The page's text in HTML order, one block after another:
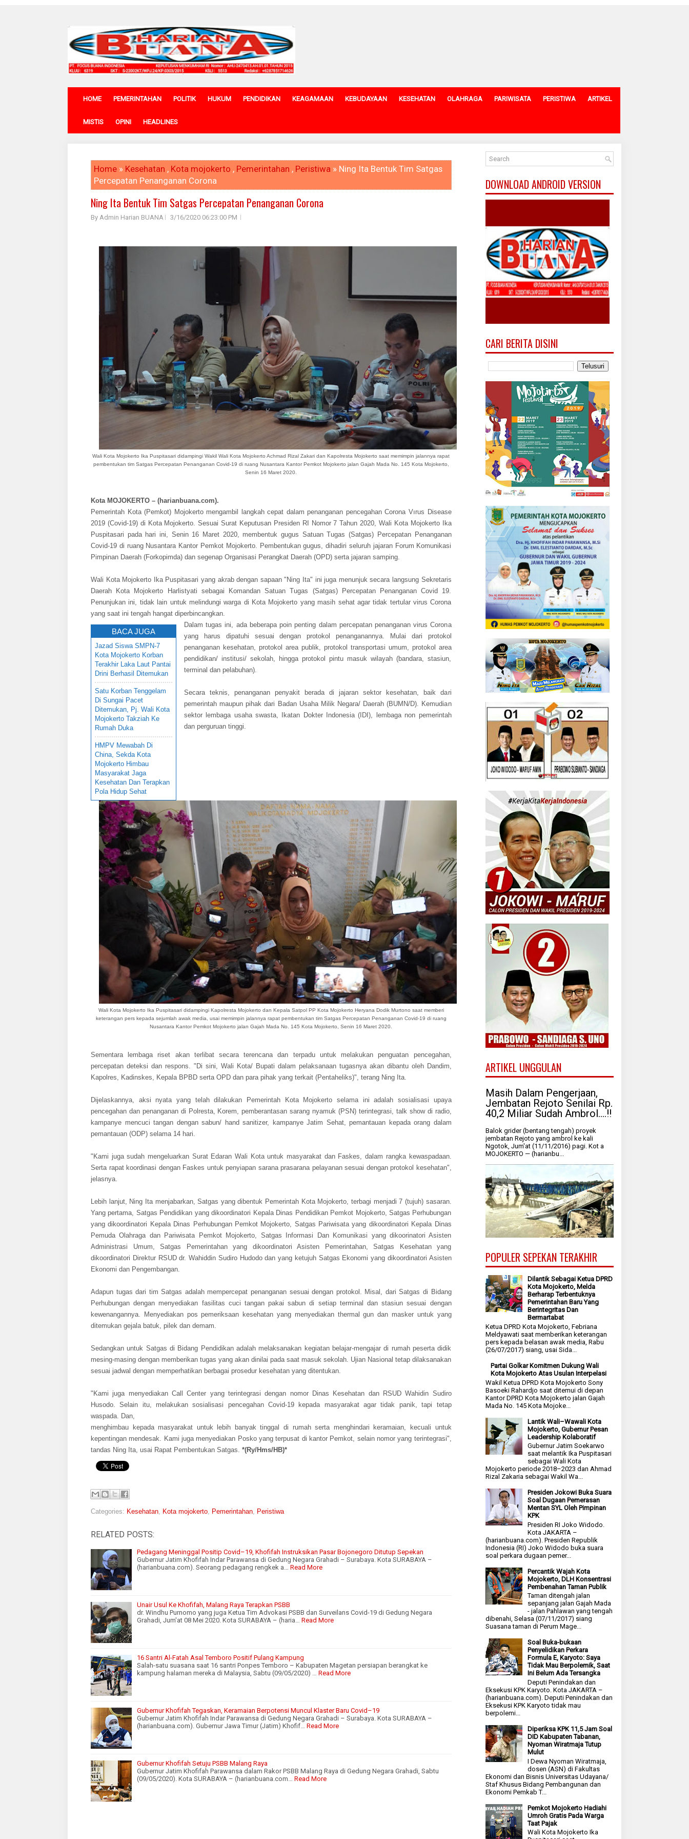
HOME PEMERINTAHAN POLITIK HUKUM PENDIDIKAN KEAGAMAAN KEBUDAYAAN KESEHATAN OLAHRAGA PARIWISATA PERISTIWA ARTIKEL
MISTIS OPINI HEADLINES
Home » Kesehatan , Kota mojokerto , Pemerintahan , Peristiwa » Ning Ita Bentuk Tim Satgas
Percepatan Penanganan Corona
Ning Ita Bentuk Tim Satgas Percepatan Penanganan Corona
By Admin Harian BUANA 3/16/2020 06:23:00 PM
Wali Kota Mojokerto Ika Puspitasari didampingi Wakil Wali Kota Mojokerto Achmad Rizal Zakari dan Kapolresta Mojokerto saat memimpin jalannya rapat
pembentukan tim Satgas Percepatan Penanganan Covid-19 di ruang Nusantara Kantor Pemkot Mojokerto jalan Gajah Mada No. 145 Kota Mojokerto,
Senin 16 Maret 2020.
Kota MOJOKERTO – (harianbuana.com).
Pemerintah Kota (Pemkot) Mojokerto mengambil langkah cepat dalam penanganan pencegahan Corona Vırus Disease
2019 (Covid-19) di Kota Mojokerto. Sesuai Surat Keputusan Presiden RI Nomor 7 Tahun 2020, Wali Kota Mojokerto Ika
Puspitasari pada hari ini, Senin 16 Maret 2020, membentuk gugus Satuan Tugas (Satgas) Percepatan Penanganan
Covid-19 di ruang Nusantara Kantor Pemkot Mojokerto. Pembentukan gugus, dihadiri seluruh jajaran Forum Komunikasi
Pimpinan Daerah (Forkopimda) dan segenap Organisasi Perangkat Daerah (OPD) serta jajaran samping.
Wali Kota Mojokerto Ika Puspitasari yang akrab dengan sapaan "Ning Ita" ini juga menunjuk secara langsung Sekretaris
Daerah Kota Mojokerto Harlistyati sebagai Komandan Satuan Tugas (Satgas) Percepatan Penanganan Covid 19.
Penunjukan ini, tidak lain untuk melindungi warga di Kota Mojokerto yang masih sehat agar tidak tertular virus Corona
yang saat ini tengah hangat diperbincangkan.
BACA JUGA
Jazad Siswa SMPN-7
Kota Mojokerto Korban
Terakhir Laka Laut Pantai
Drini Berhasil Ditemukan
Satu Korban Tenggelam
Di Sungai Pacet
Ditemukan, Pj. Wali Kota
Mojokerto Takziah Ke
Rumah Duka
HMPV Mewabah Di
China, Sekda Kota
Mojokerto Himbau
Masyarakat Jaga
Kesehatan Dan Terapkan
Pola Hidup Sehat
Dalam tugas ini, ada beberapa poin penting dalam percepatan penanganan virus Corona
yang harus dipatuhi sesuai dengan protokol penanganannya. Mulai dari protokol
penanganan kesehatan, protokol area publik, protokol transportasi umum, protokol area
pendidikan/ institusi/ sekolah, hingga protokol pintu masuk wilayah (bandara, stasiun,
terminal dan pelabuhan).
Secara teknis, penanganan penyakit berada di jajaran sektor kesehatan, baik dari
pemerintah maupun pihak dari Badan Usaha Milik Negara/ Daerah (BUMN/D). Kemudian
sektor lembaga usaha swasta, Ikatan Dokter Indonesia (IDI), lembaga non pemerintah
dan perguruan tinggi.
Wali Kota Mojokerto Ika Puspitasari didampingi Kapolresta Mojokerto dan Kepala Satpol PP Kota Mojokerto Heryana Dodik Murtono saat memberi
keterangan pers kepada sejumlah awak media, usai memimpin jalannya rapat pembentukan tim Satgas Percepatan Penanganan Covid-19 di ruang
Nusantara Kantor Pemkot Mojokerto jalan Gajah Mada No. 145 Kota Mojokerto, Senin 16 Maret 2020.
Sementara lembaga riset akan terlibat secara terencana dan terpadu untuk melakukan penguatan pencegahan,
percepatan deteksi dan respons. "Di sini, Wali Kota/ Bupati dalam pelaksanaan tugasnya akan dibantu oleh Dandim,
Kapolres, Kadinskes, Kepala BPBD serta OPD dan para pihak yang terkait (Pentaheliks)", terang Ning Ita.
Dijelaskannya, aksi nyata yang telah dilakukan Pemerintah Kota Mojokerto selama ini adalah sosialisasi upaya
pencegahan dan penanganan di Polresta, Korem, pemberantasan sarang nyamuk (PSN) terintegrasi, talk show di radio,
kampanye mencuci tangan dengan sabun/ hand sanitizer, kampanye Jatim Sehat, pemantauan kepada orang dalam
pemantauan (ODP) selama 14 hari.
"Kami juga sudah mengeluarkan Surat Edaran Wali Kota untuk masyarakat dan Faskes, dalam rangka kewaspadaan.
Serta rapat koordinasi dengan Faskes untuk penyiapan sarana prasarana pelayanan sesuai dengan protokol kesehatan",
jelasnya.
Lebih lanjut, Ning Ita menjabarkan, Satgas yang dibentuk Pemerintah Kota Mojokerto, terbagi menjadi 7 (tujuh) sasaran.
Yang pertama, Satgas Pendidikan yang dikoordinatori Kepala Dinas Pendidikan Pemkot Mojokerto, Satgas Perhubungan
yang dikoordinatori Kepala Dinas Perhubungan Pemkot Mojokerto, Satgas Pariwisata yang dikoordinatori Kepala Dinas
Pemuda Olahraga dan Pariwisata Pemkot Mojokerto, Satgas Informasi Dan Komunikasi yang dikoorinatori Asisten
Administrasi Umum, Satgas Pemerintahan yang dikoordinatori Asisten Pemerintahan, Satgas Kesehatan yang
dikoordinatori Direktur RSUD dr. Wahiddin Sudiro Hudodo dan yang ketujuh Satgas Ekonomi yang dikoordinatori Asisten
Ekonomi dan Pengembangan.
Adapun tugas dari tim Satgas adalah mempercepat penanganan sesuai dengan protokol. Misal, dari Satgas di Bidang
Perhubungan dengan menyediakan fasilitas cuci tangan pakai sabun di setiap terminal dan stasiun sesuai dengan
kewenangannya. Menyediakan pos pemeriksaan kesehatan yang menyediakan thermal gun dan masker untuk yang
ditemukan gejala batuk, pilek dan demam.
Sedangkan untuk Satgas di Bidang Pendidikan adalah melaksanakan kegiatan belajar-mengajar di rumah peserta didik
mesing-masing dengan memberikan tugas yang akan dinilai pada saat masuk sekolah. Ujian Nasional tetap dilaksanakan
sesuai jadwal dengan memperhatikan berbagai prosedur kesehatan yang ditentukan.
"Kami juga menyediakan Call Center yang terintegrasi dengan nomor Dinas Kesehatan dan RSUD Wahidin Sudiro
Husodo. Selain itu, melakukan sosialisasi pencegahan Covid-19 kepada masyarakat agar tidak panik, tapi tetap
waspada. Dan,
menghimbau kepada masyarakat untuk lebih banyak tinggal di rumah serta menghindari keramaian, kecuali untuk
kepentingan mendesak. Kami juga menyediakan Posko yang terpusat di kantor Pemkot, selain nomor yang terintegrasi",
tandas Ning Ita, usai Rapat Pembentukan Satgas. *(Ry/Hms/HB)*
Categories: Kesehatan, Kota mojokerto, Pemerintahan, Peristiwa
RELATED POSTS:
Pedagang Meninggal Positip Covid–19, Khofifah Instruksikan Pasar Bojonegoro Ditutup Sepekan
Gubernur Jatim Khofifah Indar Parawansa di Gedung Negara Grahadi – Surabaya. Kota SURABAYA –
(harianbuana.com). Seorang pedagang rengkek a… Read More
Unair Usul Ke Khofifah, Malang Raya Terapkan PSBB
dr. Windhu Purnomo yang juga Ketua Tim Advokasi PSBB dan Surveilans Covid-19 di Gedung Negara
Grahadi, Jum'at 08 Mei 2020. Kota SURABAYA – (haria… Read More
16 Santri Al-Fatah Asal Temboro Positif Pulang Kampung
Salah-satu suasana saat 16 santri Ponpes Temboro – Kabupaten Magetan persiapan berangkat ke
kampung halaman mereka di Malaysia, Sabtu (09/05/2020) … Read More
Gubernur Khofifah Tegaskan, Keramaian Berpotensi Muncul Klaster Baru Covid–19
Gubernur Jatim Khofifah Indar Parawansa di Gedung Negara Grahadi – Surabaya. Kota SURABAYA –
(harianbuana.com). Gubernur Jawa Timur (Jatim) Khofif… Read More
Gubernur Khofifah Setuju PSBB Malang Raya
Gubernur Jatim Khofifah Parawansa dalam Rakor PSBB Malang Raya di Gedung Negara Grahadi, Sabtu
(09/05/2020). Kota SURABAYA – (harianbuana.com… Read More
DOWNLOAD ANDROID VERSION
CARI BERITA DISINI
ARTIKEL UNGGULAN
Masih Dalam Pengerjaan,
Jembatan Rejoto Senilai Rp.
40,2 Miliar Sudah Ambrol....!!
Balok grider (bentang tengah) proyek
jembatan Rejoto yang ambrol ke kali
Ngotok, Jum'at (11/11/2016) pagi. Kot a
MOJOKERTO — (harianbu...
POPULER SEPEKAN TERAKHIR
Dilantik Sebagai Ketua DPRD
Kota Mojokerto, Melda
Berharap Terbentuknya
Pemerintahan Baru Yang
Berintegritas Dan
Bermartabat
Ketua DPRD Kota Mojokerto, Febriana
Meldyawati saat memberikan keterangan
pers kepada belasan awak media, Rabu
(26/07/2017) siang, usai Sida...
Partai Golkar Komitmen Dukung Wali
Kota Mojokerto Atas Usulan Interpelasi
Wakil Ketua DPRD Kota Mojokerto Sony
Basoeki Rahardjo saat ditemui di depan
Kantor DPRD Kota Mojokerto jalan Gajah
Mada No. 145 Kota Mojoke...
Lantik Wali–Wawali Kota
Mojokerto, Gubernur Pesan
Leadership Kolaboratif
Gubernur Jatim Soekarwo
saat melantik Ika Puspitasari
sebagai Wali Kota
Mojokerto periode 2018–2023 dan Ahmad
Rizal Zakaria sebagai Wakil Wa...
Presiden Jokowi Buka Suara
Soal Dugaan Pemerasan
Mentan SYL Oleh Pimpinan
KPK
Presiden RI Joko Widodo.
Kota JAKARTA –
(harianbuana.com). Presiden Republik
Indonesia (RI) Joko Widodo buka suara
soal perkara dugaan pemer...
Percantik Wajah Kota
Mojokerto, DLH Konsentrasi
Pembenahan Taman Publik
Taman ditengah jalan
sepanjang jalan Gajah Mada
- jalan Pahlawan yang tengah
dibenahi, Selasa (07/11/2017) siang
Suasana taman di Perum Mage...
Soal Buka-bukaan
Penyelidikan Perkara
Formula E, Karyoto: Saya
Tidak Mau Berpolemik, Saat
Ini Belum Ada Tersangka
Deputi Penindakan dan
Eksekusi KPK Karyoto. Kota JAKARTA –
(harianbuana.com). Deputi Penindakan dan
Eksekusi KPK Karyoto tidak mau
berpolemi...
Diperiksa KPK 11,5 Jam Soal
DID Kabupaten Tabanan,
Nyoman Wiratmaja Tutup
Mulut
I Dewa Nyoman Wiratmaja,
dosen (ASN) di Fakultas
Ekonomi dan Bisnis Universitas Udayana/
Staf Khusus Bidang Pembangunan dan
Ekonomi Pemkab T...
Pemkot Mojokerto Hadiahi
Umroh Gratis Pada Warga
Taat Pajak
Wali Kota Mojokerto Ika